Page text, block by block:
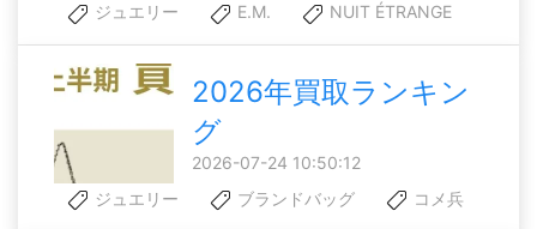
ジュエリー E.M. NUIT ÉTRANGE
2026年買取ランキン
グ
2026-07-24 10:50:12
ジュエリー
ブランドバッグ コメ兵